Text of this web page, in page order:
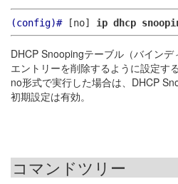
(config)#[no] ip dhcp
DHCP Snoopingテーブル（バイン
エントリーを削除するように設定する
no形式で実行した場合は、DHCP
初期設定は有効。
コマンドツリー